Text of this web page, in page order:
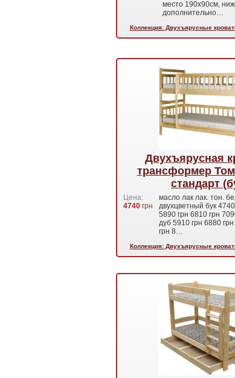
место 190х90см,
дополнительно…
Коллекция: Двухъярусные
Двухъярусная
трансформер
стандарт
Цена:
4740 грн
масло лак лак. тон.
двухцветный бук
5890 грн 6810 грн
дуб 5910 грн 6880
грн 8…
Коллекция: Двухъярусные